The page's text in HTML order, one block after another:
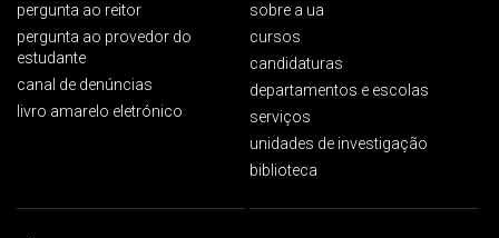
pergunta ao reitor
pergunta ao provedor do
estudante
canal de denúncias
livro amarelo eletrónico
sobre a ua
cursos
candidaturas
departamentos e escolas
serviços
unidades de investigação
biblioteca